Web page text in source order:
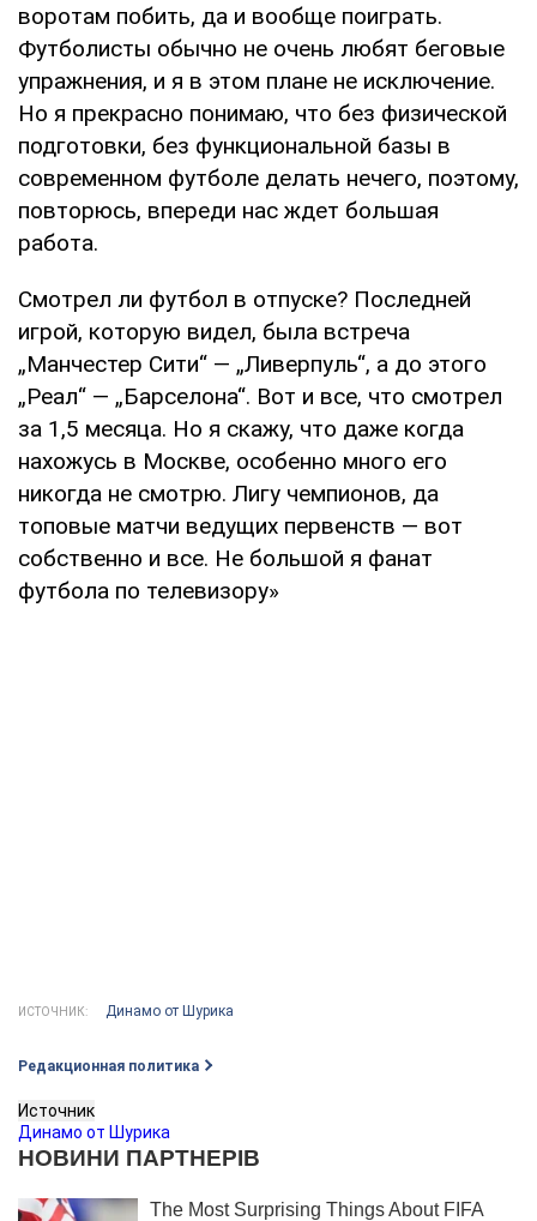
воротам побить, да и вообще поиграть.
Футболисты обычно не очень любят беговые
упражнения, и я в этом плане не исключение.
Но я прекрасно понимаю, что без физической
подготовки, без функциональной базы в
современном футболе делать нечего, поэтому,
повторюсь, впереди нас ждет большая
работа.
Смотрел ли футбол в отпуске? Последней
игрой, которую видел, была встреча
„Манчестер Сити“ — „Ливерпуль“, а до этого
„Реал“ — „Барселона“. Вот и все, что смотрел
за 1,5 месяца. Но я скажу, что даже когда
нахожусь в Москве, особенно много его
никогда не смотрю. Лигу чемпионов, да
топовые матчи ведущих первенств — вот
собственно и все. Не большой я фанат
футбола по телевизору»
ИСТОЧНИК: Динамо от Шурика
Редакционная политика
Источник
Динамо от Шурика